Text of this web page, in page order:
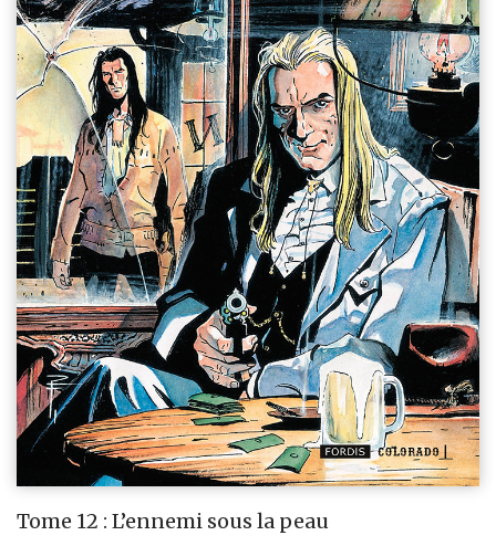
Tome 12 : L’ennemi sous la peau